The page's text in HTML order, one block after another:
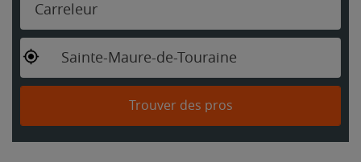
Carreleur
Sainte-Maure-de-Touraine
Trouver des pros